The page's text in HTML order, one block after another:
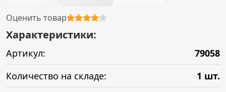
Оценить товар
Характеристики:
Артикул:
79058
Количество на складе:
1 шт.